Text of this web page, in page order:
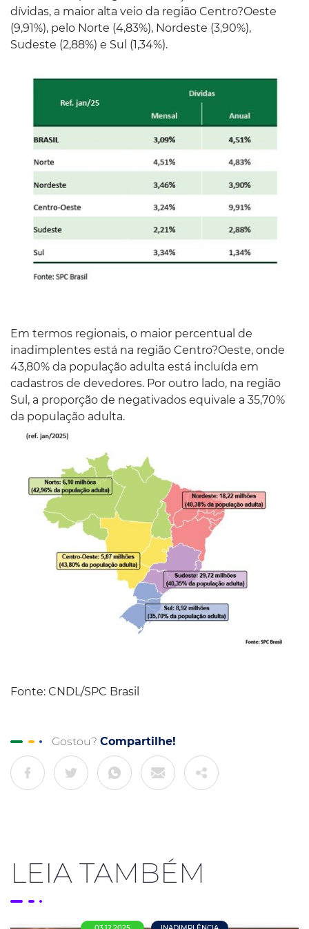
dívidas, a maior alta veio da região Centro?Oeste
(9,91%), pelo Norte (4,83%), Nordeste (3,90%),
Sudeste (2,88%) e Sul (1,34%).
Em termos regionais, o maior percentual de
inadimplentes está na região Centro?Oeste, onde
43,80% da população adulta está incluída em
cadastros de devedores. Por outro lado, na região
Sul, a proporção de negativados equivale a 35,70%
da população adulta.
Fonte: CNDL/SPC Brasil
Gostou? Compartilhe!
LEIA TAMBÉM